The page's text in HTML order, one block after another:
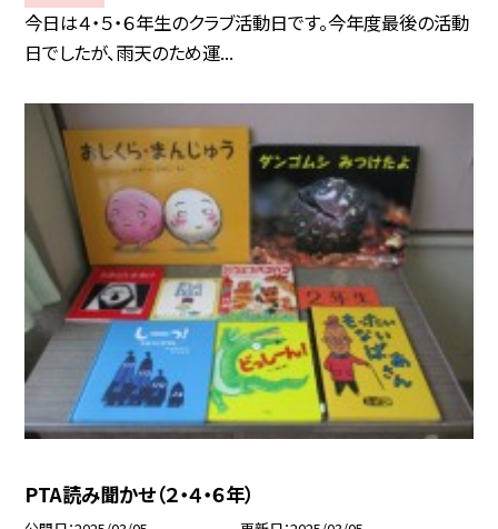
今日は４・５・６年生のクラブ活動日です。今年度最後の活動
日でしたが、雨天のため運...
PTA読み聞かせ（２・４・６年）